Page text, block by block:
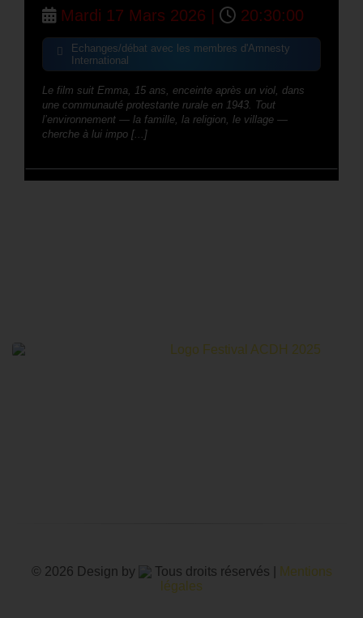
Mardi 17 Mars 2026 | 20:30:00
Echanges/débat avec les membres d'Amnesty
International
Le film suit Emma, 15 ans, enceinte après un viol, dans
une communauté protestante rurale en 1943. Tout
l’environnement — la famille, la religion, le village —
cherche à lui impo [...]
© 2026 Design by Tous droits réservés |
Mentions
légales